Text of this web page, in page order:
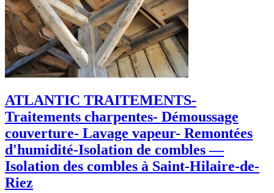
ATLANTIC TRAITEMENTS-
Traitements charpentes- Démoussage
couverture- Lavage vapeur- Remontées
d'humidité-Isolation de combles —
Isolation des combles à Saint-Hilaire-de-
Riez